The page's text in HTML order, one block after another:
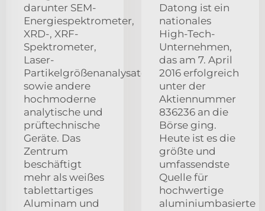
darunter SEM-
Energiespektrometer,
XRD-, XRF-
Spektrometer,
Laser-
Partikelgrößenanalysator
sowie andere
hochmoderne
analytische und
prüftechnische
Geräte. Das
Zentrum
beschäftigt
mehr als weißes
tablettartiges
Aluminam und
Datong ist ein
nationales
High-Tech-
Unternehmen,
das am 7. April
2016 erfolgreich
unter der
Aktiennummer
836236 an die
Börse ging.
Heute ist es die
größte und
umfassendste
Quelle für
hochwertige
aluminiumbasierte